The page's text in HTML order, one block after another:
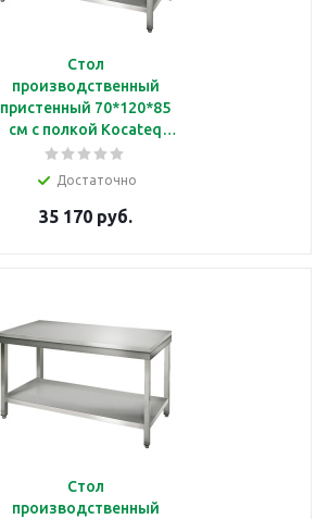
Стол
производственный
пристенный 70*120*85
см с полкой Kocateq
SAT127A
Достаточно
35 170 руб.
Стол
производственный